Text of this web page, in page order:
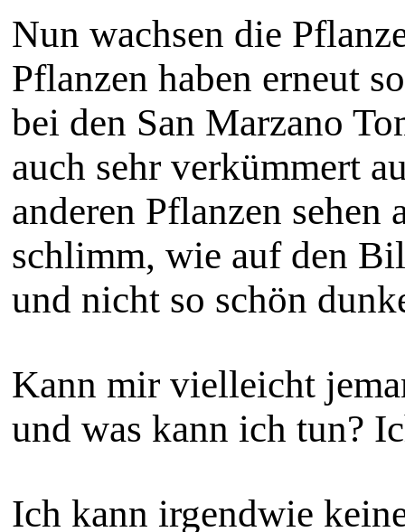
Nun wachsen die
Pflanzen haben erneut
bei den San Marzano
auch sehr verkümmert
anderen Pflanzen
schlimm, wie auf den
und nicht so schön
Kann mir vielleicht
und was kann ich tun?
Ich kann irgendwie